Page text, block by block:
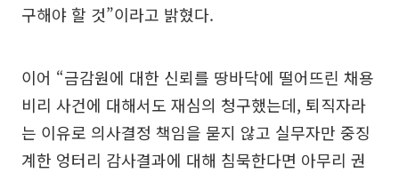
구해야 할 것”이라고 밝혔다.
이어 “금감원에 대한 신뢰를 땅바닥에 떨어뜨린 채용
비리 사건에 대해서도 재심의 청구했는데, 퇴직자라
는 이유로 의사결정 책임을 묻지 않고 실무자만 중징
계한 엉터리 감사결과에 대해 침묵한다면 아무리 권